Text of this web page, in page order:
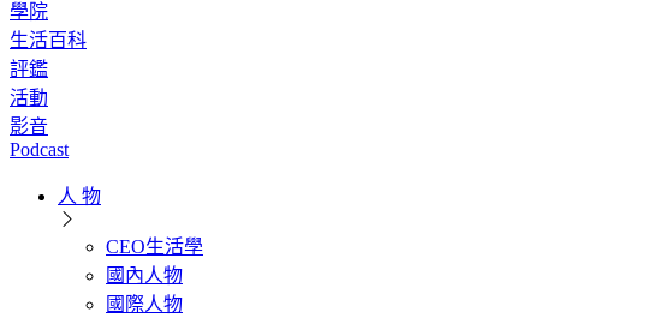
學院
生活百科
評鑑
活動
影音
Podcast
人 物
CEO生活學
國內人物
國際人物